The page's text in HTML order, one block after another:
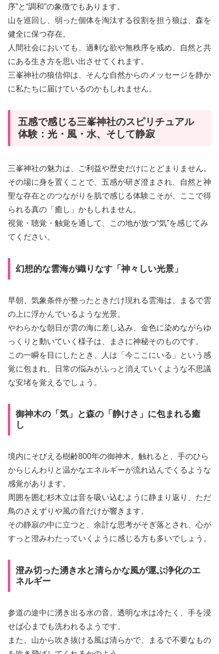
序”と“調和”の象徴でもあります。
山を巡回し、弱った個体を淘汰する役割を担う狼は、森を
健全に保つ存在。
人間社会においても、過剰な欲や無秩序を戒め、自然と共
にある生き方を思い出させてくれます。
三峯神社の狼信仰は、そんな自然からのメッセージを静か
に私たちに届けているのかもしれません。
五感で感じる三峯神社のスピリチュアル
体験：光・風・水、そして静寂
三峯神社の魅力は、ご利益や歴史だけにとどまりません。
その場に身を置くことで、五感が研ぎ澄まされ、自然と神
聖な存在とのつながりを肌で感じる体験こそが、ここで得
られる真の「癒し」かもしれません。
視覚・聴覚・触覚を通して、この地が放つ“気”を感じてみ
てください。
幻想的な雲海が織りなす「神々しい光景」
早朝、気象条件が整ったときだけ現れる雲海は、まるで雲
の上に浮かんでいるような光景。
やわらかな朝日が雲の海に差し込み、金色に染めながらゆ
っくりと動いていく様子は、まさに神秘そのものです。
この一瞬を目にしたとき、人は「今ここにいる」という感
覚に包まれ、日常の悩みがふっと消えていくような不思議
な安堵を覚えるでしょう。
御神木の「気」と森の「静けさ」に包まれる癒
し
境内にそびえる樹齢800年の御神木。触れると、手のひら
からじんわりと温かなエネルギーが流れ込んでくるような
感覚があります。
周囲を囲む杉木立は音を吸い込むように静まり返り、ただ
鳥のさえずりや風の音だけが響きます。
その静寂の中に立つと、余計な思考がそぎ落とされ、心が
すっと澄みわたっていくように感じる方も多いでしょう。
澄み切った湧き水と清らかな風が運ぶ浄化のエ
ネルギー
参道の途中に湧き出る水の音。透明な水は冷たく、手を浸
せば心までも洗われるようです。
また、山から吹き抜ける風は清らかで、まるで不要なもの